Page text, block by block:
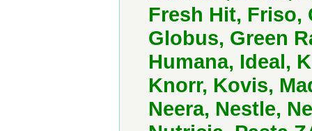
Fresh Hit, Friso,
Globus, Green
Humana, Ideal,
Knorr, Kovis,
Neera, Nestle,